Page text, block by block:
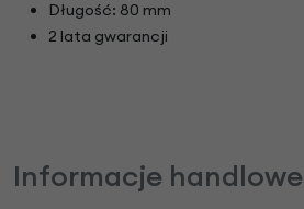
Długość: 80 mm
2 lata gwarancji
Informacje handlowe